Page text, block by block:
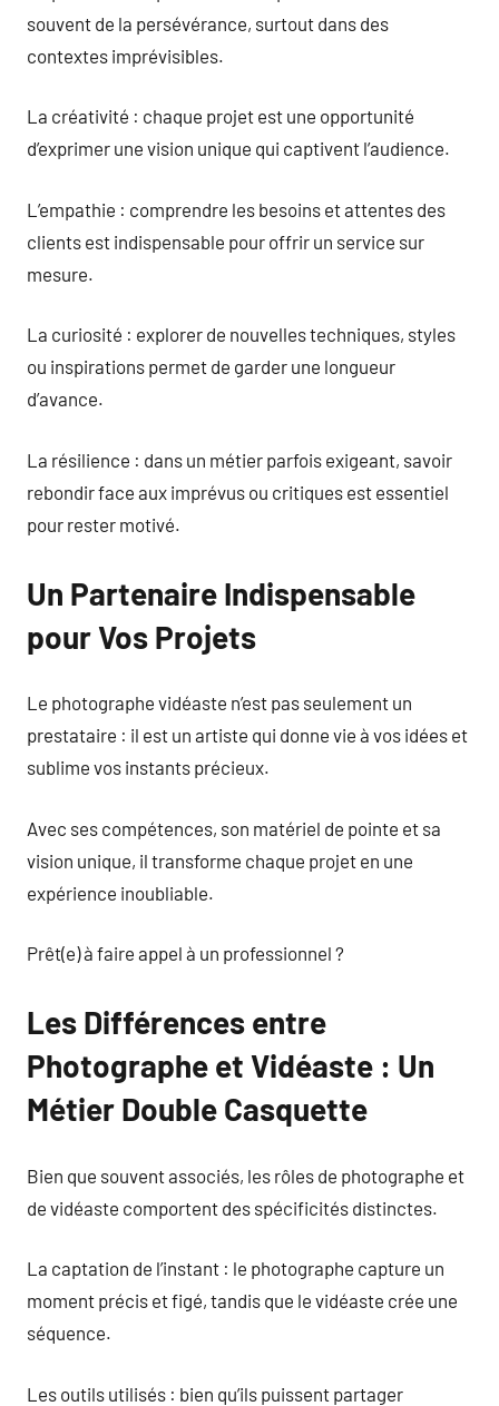
souvent de la persévérance, surtout dans des
contextes imprévisibles.
La créativité : chaque projet est une opportunité
d’exprimer une vision unique qui captivent l’audience.
L’empathie : comprendre les besoins et attentes des
clients est indispensable pour offrir un service sur
mesure.
La curiosité : explorer de nouvelles techniques, styles
ou inspirations permet de garder une longueur
d’avance.
La résilience : dans un métier parfois exigeant, savoir
rebondir face aux imprévus ou critiques est essentiel
pour rester motivé.
Un Partenaire Indispensable
pour Vos Projets
Le photographe vidéaste n’est pas seulement un
prestataire : il est un artiste qui donne vie à vos idées et
sublime vos instants précieux.
Avec ses compétences, son matériel de pointe et sa
vision unique, il transforme chaque projet en une
expérience inoubliable.
Prêt(e) à faire appel à un professionnel ?
Les Différences entre
Photographe et Vidéaste : Un
Métier Double Casquette
Bien que souvent associés, les rôles de photographe et
de vidéaste comportent des spécificités distinctes.
La captation de l’instant : le photographe capture un
moment précis et figé, tandis que le vidéaste crée une
séquence.
Les outils utilisés : bien qu’ils puissent partager